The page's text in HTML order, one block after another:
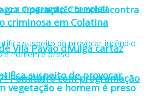
Vila Pavão divulga cartaz
Pomitafro com programação
Operação Churchill contra
criminosa em Colatina
suspeito de provocar
vegetação e homem é preso